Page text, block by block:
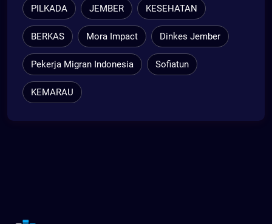
PILKADA JEMBER KESEHATAN
BERKAS Mora Impact Dinkes Jember
Pekerja Migran Indonesia Sofiatun
KEMARAU